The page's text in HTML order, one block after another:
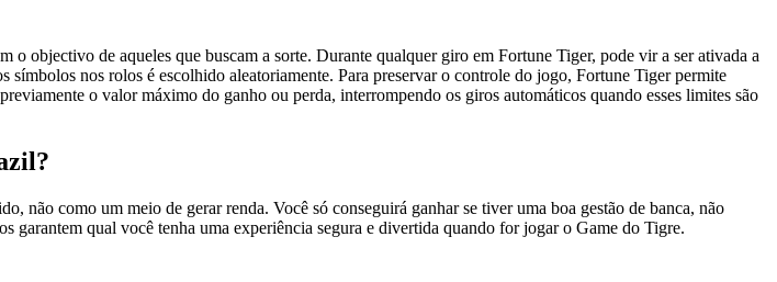
objectivo de aqueles que buscam a sorte. Durante qualquer giro em Fortune Tiger, pode vir a ser ativada a
nos rolos é escolhido aleatoriamente. Para preservar o controle do jogo, Fortune Tiger permite
o valor máximo do ganho ou perda, interrompendo os giros automáticos quando esses limites são
não como um meio de gerar renda. Você só conseguirá ganhar se tiver uma boa gestão de banca, não
garantem qual você tenha uma experiência segura e divertida quando for jogar o Game do Tigre.